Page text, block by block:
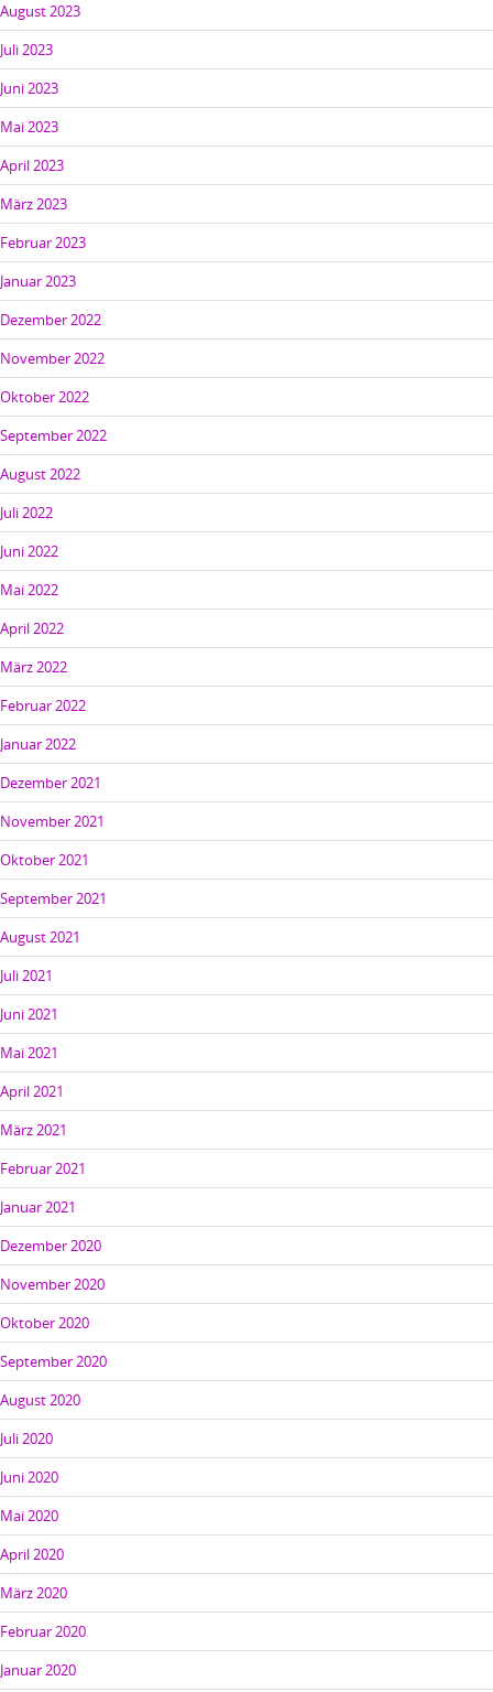
August 2023
Juli 2023
Juni 2023
Mai 2023
April 2023
März 2023
Februar 2023
Januar 2023
Dezember 2022
November 2022
Oktober 2022
September 2022
August 2022
Juli 2022
Juni 2022
Mai 2022
April 2022
März 2022
Februar 2022
Januar 2022
Dezember 2021
November 2021
Oktober 2021
September 2021
August 2021
Juli 2021
Juni 2021
Mai 2021
April 2021
März 2021
Februar 2021
Januar 2021
Dezember 2020
November 2020
Oktober 2020
September 2020
August 2020
Juli 2020
Juni 2020
Mai 2020
April 2020
März 2020
Februar 2020
Januar 2020